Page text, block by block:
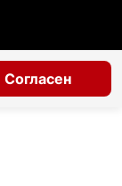
Согласен